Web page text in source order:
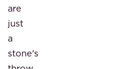
are
just
a
stone's